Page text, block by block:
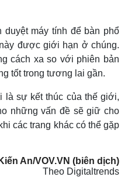
Multimedia
Video
Ảnh
E-Magazine
duyệt máy tính để bàn phổ
được giới hạn ở chúng.
cách xa so với phiên bản
tốt trong tương lai gần.
là sự kết thúc của thế giới,
những vấn đề sẽ giữ cho
các trang khác có thể gặp
An/VOV.VN (biên dịch)
Theo Digitaltrends